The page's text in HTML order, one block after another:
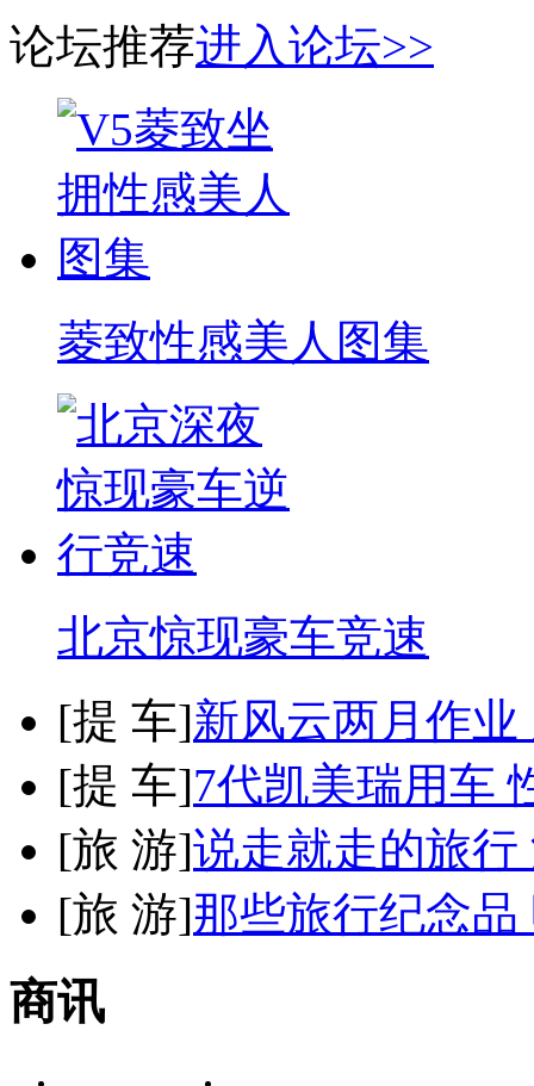
论坛推荐进入论坛>>
菱致性感美人图集
北京惊现豪车竞速
[提 车]新风云两月作
[提 车]7代凯美瑞用车
[旅 游]说走就走的旅
[旅 游]那些旅行纪念
商讯